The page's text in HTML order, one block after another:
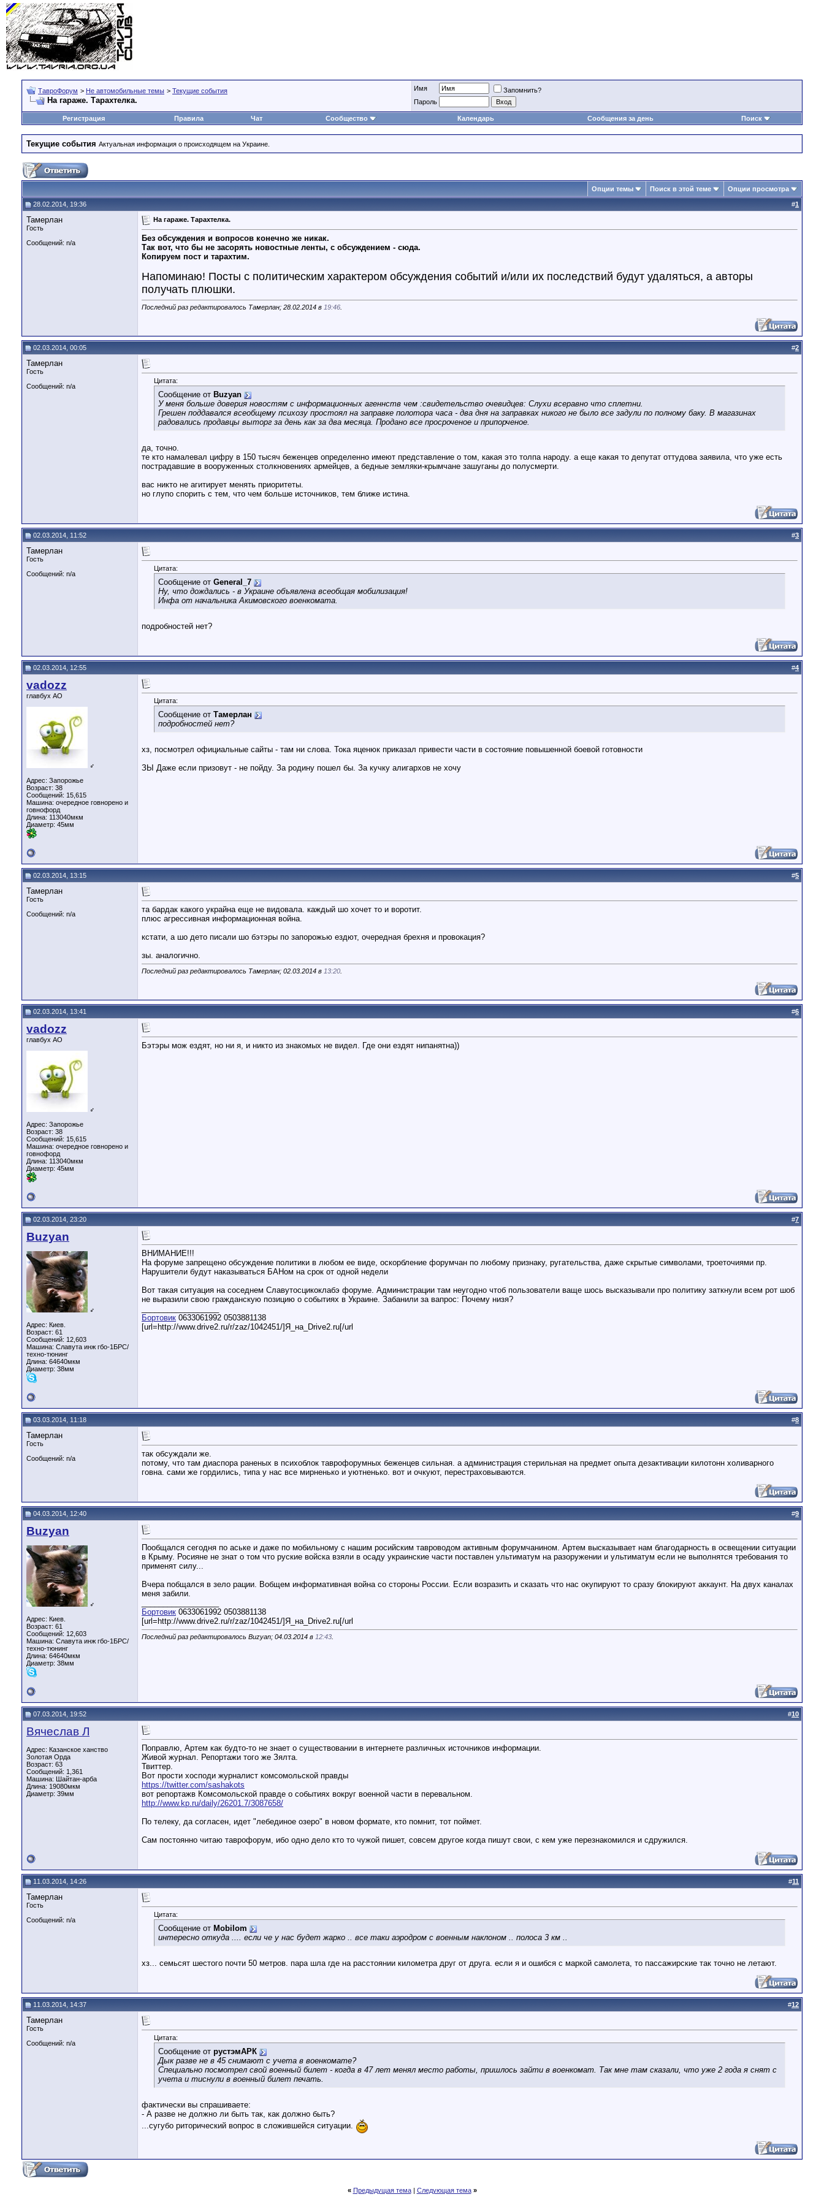
ТавроФорум > Не автомобильные темы > Текущие события
На гараже. Тарахтелка.
Имя
Запомнить?
Пароль
Регистрация Правила Чат Сообщество Календарь Сообщения за день Поиск
Текущие события Актуальная информация о происходящем на Украине.
Опции темы Поиск в этой теме Опции просмотра
28.02.2014, 19:36 #1
Тамерлан
Гость
Сообщений: n/a
На гараже. Тарахтелка.
Без обсуждения и вопросов конечно же никак.
Так вот, что бы не засорять новостные ленты, с обсуждением - сюда.
Копируем пост и тарахтим.
Напоминаю! Посты с политическим характером обсуждения событий и/или их последствий будут удаляться, а авторы
получать плюшки.
Последний раз редактировалось Тамерлан; 28.02.2014 в 19:46
02.03.2014, 00:05 #2
Тамерлан
Гость
Сообщений: n/a
Цитата:
Сообщение от Buzyan
У меня больше доверия новостям с информационных агеннств чем :свидетельство очевидцев: Слухи всеравно что сплетни.
Грешен поддавался всеобщему психозу простоял на заправке полотора часа - два дня на заправках никого не было все задули по полному баку. В магазинах
радовались продавцы выторг за день как за два месяца. Продано все просроченое и припорченое.
да, точно.
те кто намалевал цифру в 150 тысяч беженцев определенно имеют представление о том, какая это толпа народу. а еще какая то депутат оттудова заявила, что уже есть
пострадавшие в вооруженных столкновениях армейцев, а бедные земляки-крымчане зашуганы до полусмерти.
вас никто не агитирует менять приоритеты.
но глупо спорить с тем, что чем больше источников, тем ближе истина.
02.03.2014, 11:52 #3
Тамерлан
Гость
Сообщений: n/a
Цитата:
Сообщение от General_7
Ну, что дождались - в Украине объявлена всеобщая мобилизация!
Инфа от начальника Акимовского военкомата.
подробностей нет?
02.03.2014, 12:55 #4
vadozz
главбух АО
♂
Адрес: Запорожье
Возраст: 38
Сообщений: 15,615
Машина: очередное говнорено и
говнофорд
Длина: 113040мкм
Диаметр: 45мм
Цитата:
Сообщение от Тамерлан
подробностей нет?
хз, посмотрел официальные сайты - там ни слова. Тока яценюк приказал привести части в состояние повышенной боевой готовности
ЗЫ Даже если призовут - не пойду. За родину пошел бы. За кучку алигархов не хочу
02.03.2014, 13:15 #5
Тамерлан
Гость
Сообщений: n/a
та бардак какого украйна еще не видовала. каждый шо хочет то и воротит.
плюс агрессивная информационная война.
кстати, а шо дето писали шо бэтэры по запорожью ездют, очередная брехня и провокация?
зы. аналогично.
Последний раз редактировалось Тамерлан; 02.03.2014 в 13:20
02.03.2014, 13:41 #6
vadozz
главбух АО
♂
Адрес: Запорожье
Возраст: 38
Сообщений: 15,615
Машина: очередное говнорено и
говнофорд
Длина: 113040мкм
Диаметр: 45мм
Бэтэры мож ездят, но ни я, и никто из знакомых не видел. Где они ездят нипанятна))
02.03.2014, 23:20 #7
Buzyan
♂
Адрес: Киев.
Возраст: 61
Сообщений: 12,603
Машина: Славута инж гбо-1БРС/
техно-тюнинг
Длина: 64640мкм
Диаметр: 38мм
ВНИМАНИЕ!!!
На форуме запрещено обсуждение политики в любом ее виде, оскорбление форумчан по любому признаку, ругательства, даже скрытые символами, троеточиями пр.
Нарушители будут наказываться БАНом на срок от одной недели
Вот такая ситуация на соседнем Славутосцикоклабэ форуме. Администрации там неугодно чтоб пользователи ваще шось высказывали про политику заткнули всем рот шоб
не выразили свою гражданскую позицию о событиях в Украине. Забанили за вапрос: Почему низя?
Бортовик 0633061992 0503881138
[url=http://www.drive2.ru/r/zaz/1042451/]Я_на_Drive2.ru[/url
03.03.2014, 11:18 #8
Тамерлан
Гость
Сообщений: n/a
так обсуждали же.
потому, что там диаспора раненых в психоблок таврофорумных беженцев сильная. а администрация стерильная на предмет опыта дезактивации килотонн холиварного
говна. сами же гордились, типа у нас все мирненько и уютненько. вот и очкуют, перестраховываются.
04.03.2014, 12:40 #9
Buzyan
♂
Адрес: Киев.
Возраст: 61
Сообщений: 12,603
Машина: Славута инж гбо-1БРС/
техно-тюнинг
Длина: 64640мкм
Диаметр: 38мм
Пообщался сегодня по аське и даже по мобильному с нашим росийским тавроводом активным форумчанином. Артем высказывает нам благодарность в освещении ситуации
в Крыму. Росияне не знат о том что руские войска взяли в осаду украинские части поставлен ультиматум на разоружении и ультиматум если не выполнятся требования то
применят силу...
Вчера побщался в зело рации. Вобщем информативная война со стороны России. Если возразить и сказать что нас окупируют то сразу блокируют аккаунт. На двух каналах
меня забили.
Бортовик 0633061992 0503881138
[url=http://www.drive2.ru/r/zaz/1042451/]Я_на_Drive2.ru[/url
Последний раз редактировалось Buzyan; 04.03.2014 в 12:43
07.03.2014, 19:52 #10
Вячеслав Л
Адрес: Казанское ханство
Золотая Орда
Возраст: 63
Сообщений: 1,361
Машина: Шайтан-арба
Длина: 19080мкм
Диаметр: 39мм
Поправлю, Артем как будто-то не знает о существовании в интернете различных источников информации.
Живой журнал. Репортажи того же Зялта.
Твиттер.
Вот прости хосподи журналист комсомольской правды
https://twitter.com/sashakots
вот репортажв Комсомольской правде о событиях вокруг военной части в перевальном.
http://www.kp.ru/daily/26201.7/3087658/
По телеку, да согласен, идет "лебединое озеро" в новом формате, кто помнит, тот поймет.
Сам постоянно читаю таврофорум, ибо одно дело кто то чужой пишет, совсем другое когда пишут свои, с кем уже перезнакомился и сдружился.
11.03.2014, 14:26 #11
Тамерлан
Гость
Сообщений: n/a
Цитата:
Сообщение от Mobilom
интересно откуда .... если че у нас будет жарко .. все таки аэродром с военным наклоном .. полоса 3 км ..
хз... семьсят шестого почти 50 метров. пара шла где на расстоянии километра друг от друга. если я и ошибся с маркой самолета, то пассажирские так точно не летают.
11.03.2014, 14:37 #12
Тамерлан
Гость
Сообщений: n/a
Цитата:
Сообщение от рустэмАРК
Дык разве не в 45 снимают с учета в военкомате?
Специально посмотрел свой военный билет - когда в 47 лет менял место работы, пришлось зайти в военкомат. Так мне там сказали, что уже 2 года я снят с
учета и тиснули в военный билет печать.
фактически вы спрашиваете:
- А разве не должно ли быть так, как должно быть?
...сугубо риторический вопрос в сложившейся ситуации.
« Предыдущая тема| Следующая тема »